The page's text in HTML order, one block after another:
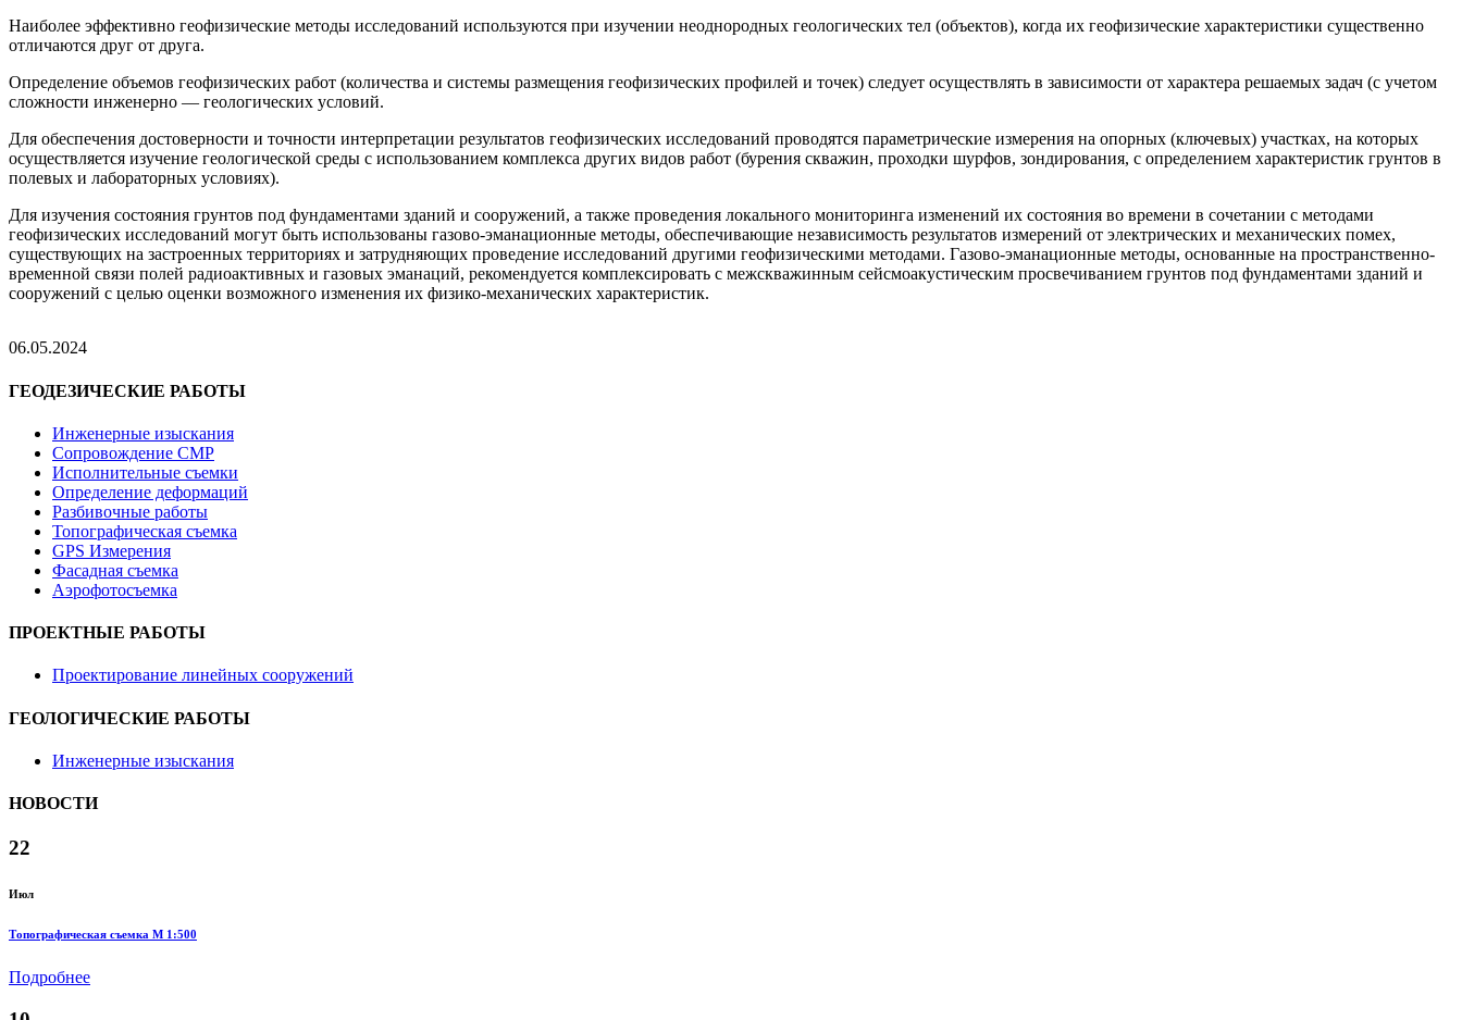
Наиболее эффективно геофизические методы исследований используются при изучении неоднородных геологических тел (объектов), когда их геофизические характеристики существенно
отличаются друг от друга.
Определение объемов геофизических работ (количества и системы размещения геофизических профилей и точек) следует осуществлять в зависимости от характера решаемых задач (с учетом
сложности инженерно — геологических условий.
Для обеспечения достоверности и точности интерпретации результатов геофизических исследований проводятся параметрические измерения на опорных (ключевых) участках, на которых
осуществляется изучение геологической среды с использованием комплекса других видов работ (бурения скважин, проходки шурфов, зондирования, с определением характеристик грунтов в
полевых и лабораторных условиях).
Для изучения состояния грунтов под фундаментами зданий и сооружений, а также проведения локального мониторинга изменений их состояния во времени в сочетании с методами
геофизических исследований могут быть использованы газово-эманационные методы, обеспечивающие независимость результатов измерений от электрических и механических помех,
существующих на застроенных территориях и затрудняющих проведение исследований другими геофизическими методами. Газово-эманационные методы, основанные на пространственно-
временной связи полей радиоактивных и газовых эманаций, рекомендуется комплексировать с межскважинным сейсмоакустическим просвечиванием грунтов под фундаментами зданий и
сооружений с целью оценки возможного изменения их физико-механических характеристик.
06.05.2024
ГЕОДЕЗИЧЕСКИЕ РАБОТЫ
Инженерные изыскания
Сопровождение СМР
Исполнительные съемки
Определение деформаций
Разбивочные работы
Топографическая съемка
GPS Измерения
Фасадная съемка
Аэрофотосъемка
ПРОЕКТНЫЕ РАБОТЫ
Проектирование линейных сооружений
ГЕОЛОГИЧЕСКИЕ РАБОТЫ
Инженерные изыскания
НОВОСТИ
22
Июл
Топографическая съемка M 1:500
Подробнее